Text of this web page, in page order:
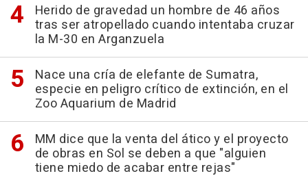
Herido de gravedad un hombre de 46 años
tras ser atropellado cuando intentaba cruzar
la M-30 en Arganzuela
Nace una cría de elefante de Sumatra,
especie en peligro crítico de extinción, en el
Zoo Aquarium de Madrid
MM dice que la venta del ático y el proyecto
de obras en Sol se deben a que "alguien
tiene miedo de acabar entre rejas"